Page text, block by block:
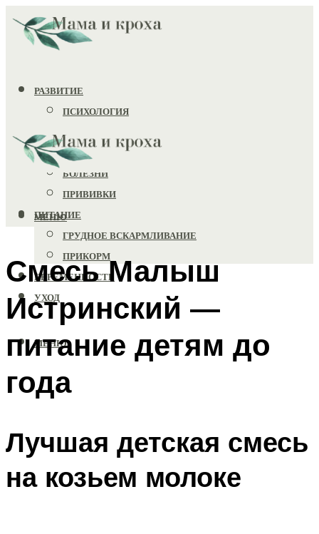
РАЗВИТИЕ
ПСИХОЛОГИЯ
ИГРУШКИ
ЗДОРОВЬЕ
БОЛЕЗНИ
ПРИВИВКИ
ПИТАНИЕ
ГРУДНОЕ ВСКАРМЛИВАНИЕ
ПРИКОРМ
БЕРЕМЕННОСТЬ
УХОД
МЕНЮ
МЕНЮ
Смесь Малыш
Истринский —
питание детям до
года
Лучшая детская смесь
на козьем молоке